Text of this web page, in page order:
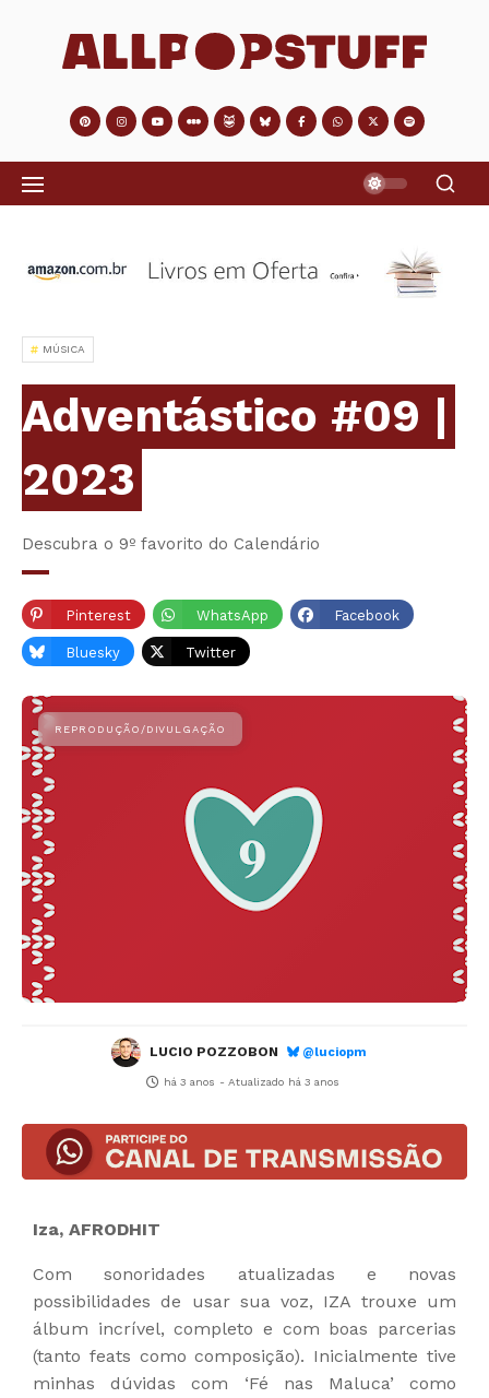
MÚSICA
Adventástico #09 |
2023
Descubra o 9º favorito do Calendário
Pinterest WhatsApp Facebook
Bluesky Twitter
LUCIO POZZOBON @luciopm
há 3 anos - Atualizado há 3 anos
Iza, AFRODHIT
Com sonoridades atualizadas e novas
possibilidades de usar sua voz, IZA trouxe um
álbum incrível, completo e com boas parcerias
(tanto feats como composição). Inicialmente tive
minhas dúvidas com ‘Fé nas Maluca’ como